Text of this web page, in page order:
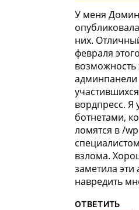
У меня
них.
февраля
возможность
админпанели
вордпресс. Я
ботнетами,
ломятся в /
взлома.
заметила эти
навредить
ОТВЕТИТЬ